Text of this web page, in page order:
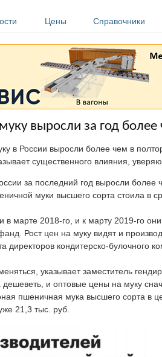
Цены Справочники
выросли за год более
в России выросли более чем в
существенного влияния,
за последний год выросли
муки высшего сорта стоила в
в марте 2018-го, и к марту 2019-го
Рост цен на муку видят и
директоров кондитерско-
указывает заместитель
и оптовые цены на муку
пшеничная мука высшего сорта в
21,3 тыс. руб.